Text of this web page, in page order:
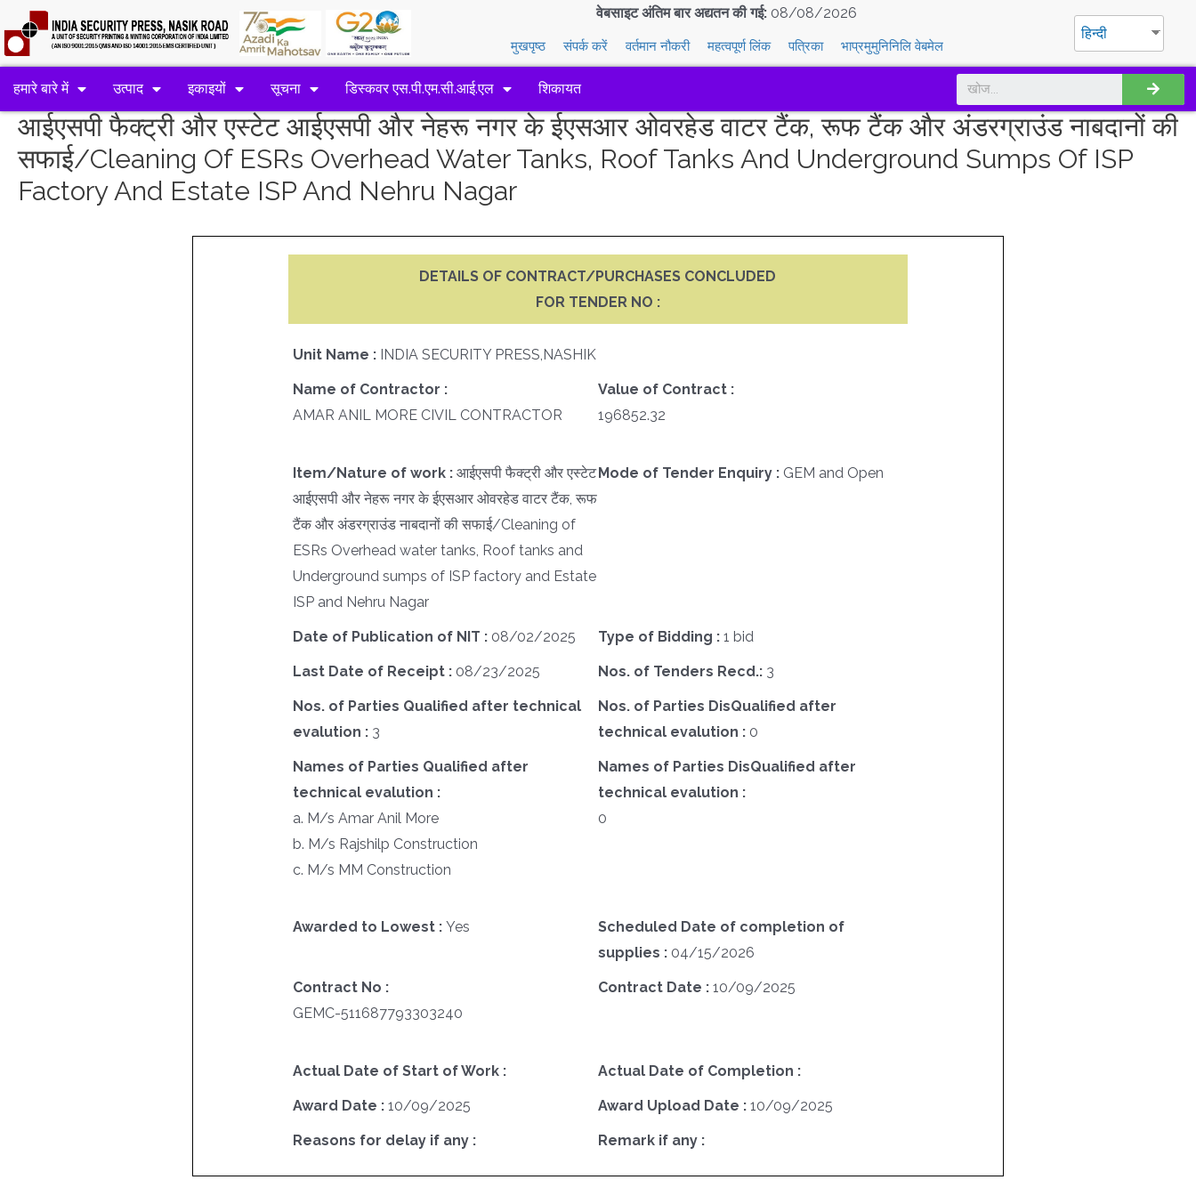
वेबसाइट अंतिम बार अद्यतन की गई: 08/08/2026
मुखपृष्ठ संपर्क करें वर्तमान नौकरी महत्वपूर्ण लिंक पत्रिका भाप्रमुमुनिनिलि वेबमेल
हिन्दी
हमारे बारे में उत्पाद इकाइयों सूचना डिस्कवर एस.पी.एम.सी.आई.एल शिकायत
आईएसपी फैक्ट्री और एस्टेट आईएसपी और नेहरू नगर के ईएसआर ओवरहेड वाटर टैंक, रूफ टैंक और अंडरग्राउंड नाबदानों की
सफाई/Cleaning Of ESRs Overhead Water Tanks, Roof Tanks And Underground Sumps Of ISP
Factory And Estate ISP And Nehru Nagar
DETAILS OF CONTRACT/PURCHASES CONCLUDED
FOR TENDER NO :
Unit Name : INDIA SECURITY PRESS,NASHIK
Name of Contractor :
AMAR ANIL MORE CIVIL CONTRACTOR
Value of Contract :
196852.32
Item/Nature of work : आईएसपी फैक्ट्री और एस्टेट
आईएसपी और नेहरू नगर के ईएसआर ओवरहेड वाटर टैंक, रूफ
टैंक और अंडरग्राउंड नाबदानों की सफाई/Cleaning of
ESRs Overhead water tanks, Roof tanks and
Underground sumps of ISP factory and Estate
ISP and Nehru Nagar
Mode of Tender Enquiry : GEM and Open
Date of Publication of NIT : 08/02/2025 Type of Bidding : 1 bid
Last Date of Receipt : 08/23/2025 Nos. of Tenders Recd.: 3
Nos. of Parties Qualified after technical
evalution : 3
Nos. of Parties DisQualified after
technical evalution : 0
Names of Parties Qualified after
technical evalution :
a. M/s Amar Anil More
b. M/s Rajshilp Construction
c. M/s MM Construction
Names of Parties DisQualified after
technical evalution :
0
Awarded to Lowest : Yes
Scheduled Date of completion of
supplies : 04/15/2026
Contract No :
GEMC-511687793303240
Contract Date : 10/09/2025
Actual Date of Start of Work : Actual Date of Completion :
Award Date : 10/09/2025 Award Upload Date : 10/09/2025
Reasons for delay if any : Remark if any :